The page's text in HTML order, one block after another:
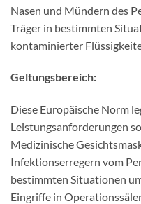
Nasen und Mündern des
Träger in bestimmten
kontaminierter
Geltungsbereich:
Diese Europäische Norm
Leistungsanforderungen
Medizinische
Infektionserregern vom
bestimmten Situationen
Eingriffe in